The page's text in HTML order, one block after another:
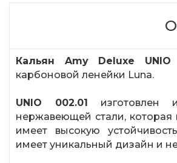
Кальян Amy Deluxe UNIO
карбоновой ленейки Luna.
UNIO 002.01 изготовлен
нержавеющей стали, которая
имеет высокую
имеет уникальный дизайн и